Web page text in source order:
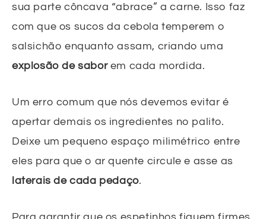
sua parte côncava “abrace” a carne. Isso faz
com que os sucos da cebola temperem o
salsichão enquanto assam, criando uma
explosão de saborem cada mordida.
Um erro comum que nós devemos evitar é
apertar demais os ingredientes no palito.
Deixe um pequeno espaço milimétrico entre
eles para que o ar quente circule e asse as
laterais de cada pedaço.
Para garantir que os espetinhos fiquem firmes,